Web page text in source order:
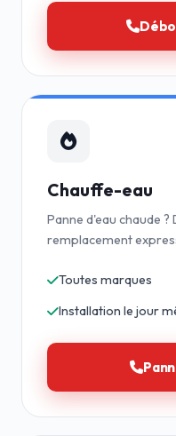
Chauffe-eau
Panne d'eau chaude
remplacement
Toutes marques
Installation le jour